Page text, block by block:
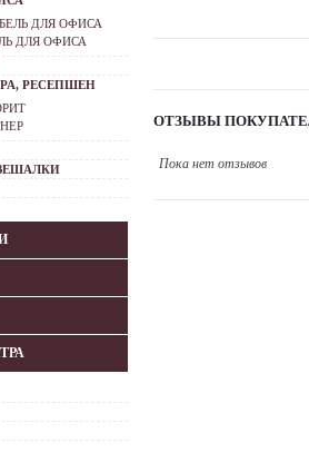
ОТЗЫВЫ
Пока нет отзывов
ДЛЯ ОФИСА
ДЛЯ ОФИСА
РЕСЕПШЕН